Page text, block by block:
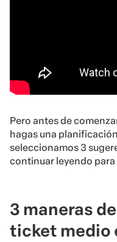
Pero antes de
hagas una
seleccionamos 3
continuar leyendo para
3 maneras
ticket medio